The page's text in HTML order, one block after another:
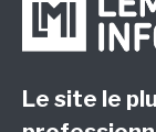
Le site le